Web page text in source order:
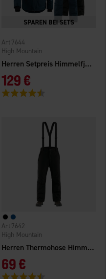
Herren Setpreis Himmelfjäll WP
High Mountain
7644
129 €
Bewertung:
Herren Thermohose Himmelfjäll WP
High Mountain
7642
69 €
Bewertung: